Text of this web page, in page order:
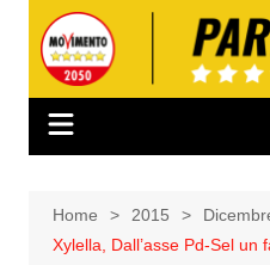
contenuto
Home 2015
Xylella, Dall’asse Pd-Sel